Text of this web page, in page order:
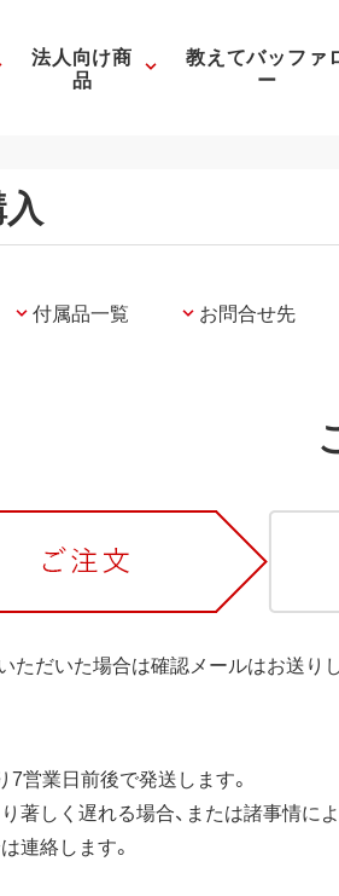
法人向け商
品
教えてバッファ
ー
付属品一覧 お問合せ先
ただいた場合は確認メールはお送り
7営業日前後で発送します。
著しく遅れる場合、または諸事情に
連絡します。